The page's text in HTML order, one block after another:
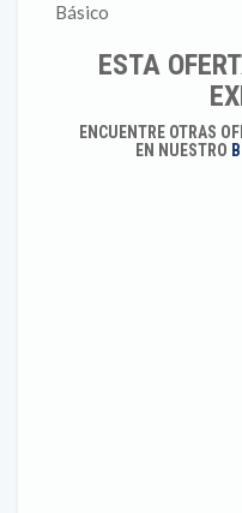
Básico
ESTA
ENCUENTRE OTRAS
EN NUESTRO